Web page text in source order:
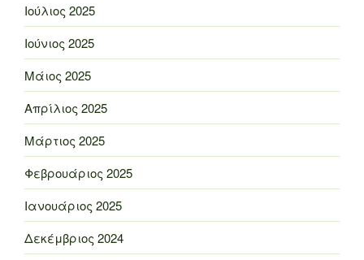
Ιούλιος 2025
Ιούνιος 2025
Μάιος 2025
Απρίλιος 2025
Μάρτιος 2025
Φεβρουάριος 2025
Ιανουάριος 2025
Δεκέμβριος 2024